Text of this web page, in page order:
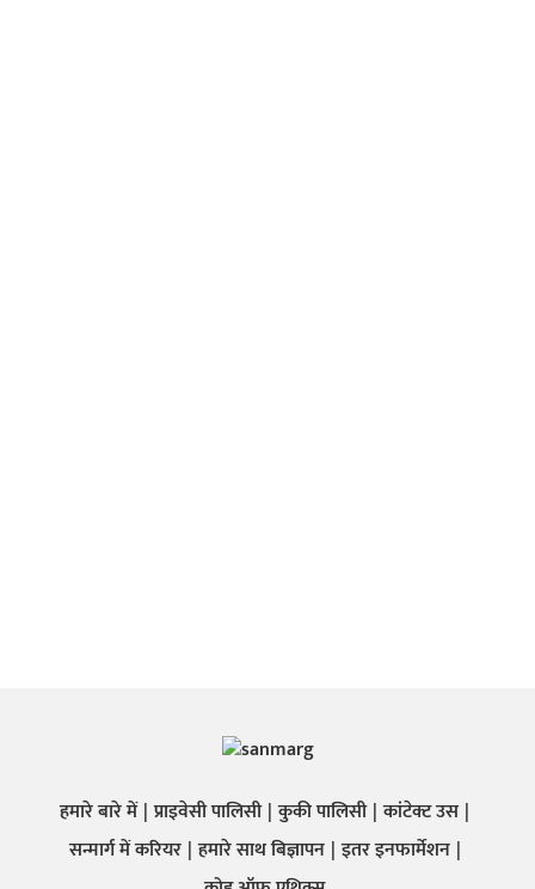
हमारे बारे में प्राइवेसी पालिसी कुकी पालिसी कांटेक्ट उस
सन्मार्ग में करियर हमारे साथ बिज्ञापन इतर इनफार्मेशन